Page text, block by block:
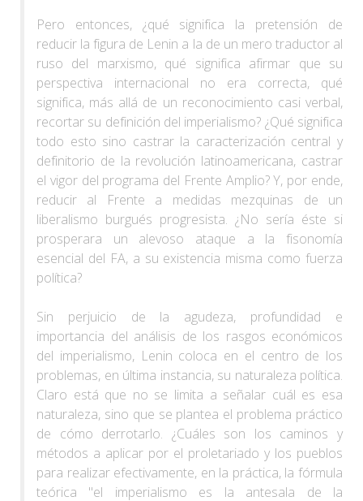
Pero entonces, ¿qué significa la pretensión de
reducir la figura de Lenin a la de un mero traductor al
ruso del marxismo, qué significa afirmar que su
perspectiva internacional no era correcta, qué
significa, más allá de un reconocimiento casi verbal,
recortar su definición del imperialismo? ¿Qué significa
todo esto sino castrar la caracterización central y
definitorio de la revolución latinoamericana, castrar
el vigor del programa del Frente Amplio? Y, por ende,
reducir al Frente a medidas mezquinas de un
liberalismo burgués progresista. ¿No sería éste si
prosperara un alevoso ataque a la fisonomía
esencial del FA, a su existencia misma como fuerza
política?
Sin perjuicio de la agudeza, profundidad e
importancia del análisis de los rasgos económicos
del imperialismo, Lenin coloca en el centro de los
problemas, en última instancia, su naturaleza política.
Claro está que no se limita a señalar cuál es esa
naturaleza, sino que se plantea el problema práctico
de cómo derrotarlo. ¿Cuáles son los caminos y
métodos a aplicar por el proletariado y los pueblos
para realizar efectivamente, en la práctica, la fórmula
teórica "el imperialismo es la antesala de la